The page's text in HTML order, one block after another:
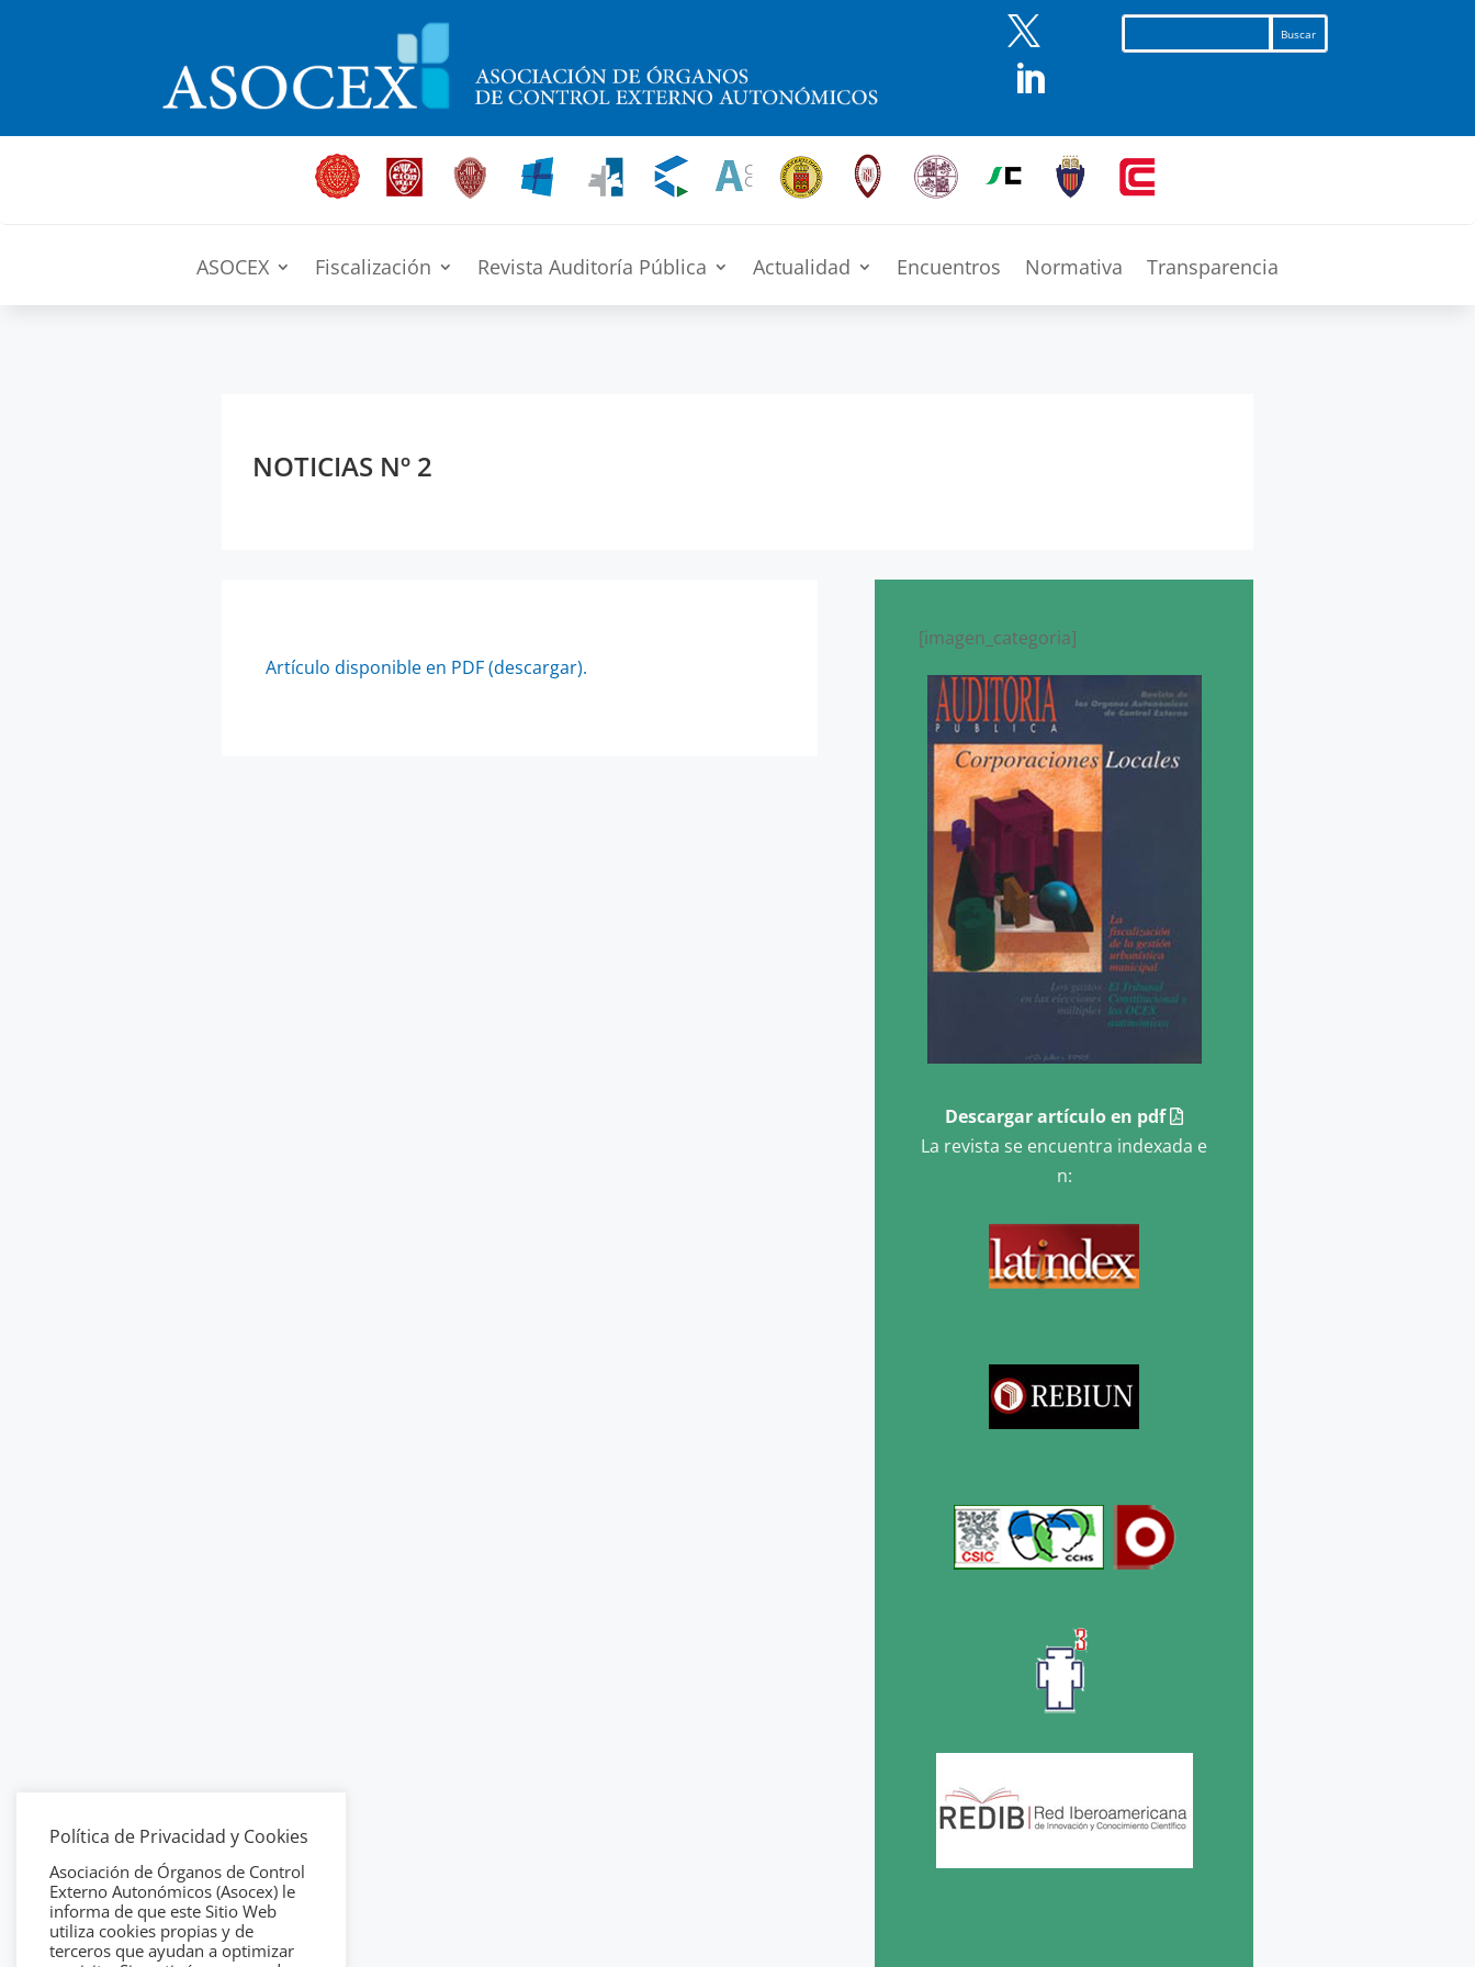


ASOCEX Fiscalización Revista Auditoría Pública Actualidad Encuentros Normativa Transparencia
NOTICIAS Nº 2
Artículo disponible en PDF (descargar).
[imagen_categoria]
Descargar artículo en pdf
La revista se encuentra indexada e
n:
Política de Privacidad y Cookies
Asociación de Órganos de Control
Externo Autonómicos (Asocex) le
informa de que este Sitio Web
utiliza cookies propias y de
terceros que ayudan a optimizar